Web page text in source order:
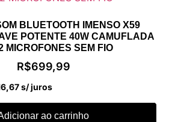
BLUETOOTH IMENSO X59
POTENTE 40W CAMUFLADA
MICROFONES SEM FIO
R$699,99
s/ juros
ao carrinho